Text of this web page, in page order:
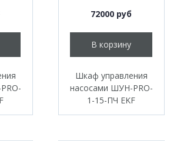
72000 руб
В корзину
Шкаф управления
насосами ШУН-PRO-
1-15-ПЧ EKF